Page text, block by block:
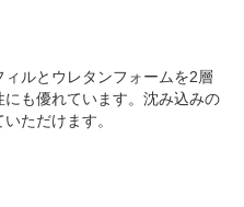
ルとウレタンフォームを2層
も優れています。沈み込みの
ただけます。